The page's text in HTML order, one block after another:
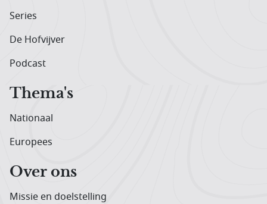
Series
De Hofvijver
Podcast
Thema's
Nationaal
Europees
Over ons
Missie en doelstelling